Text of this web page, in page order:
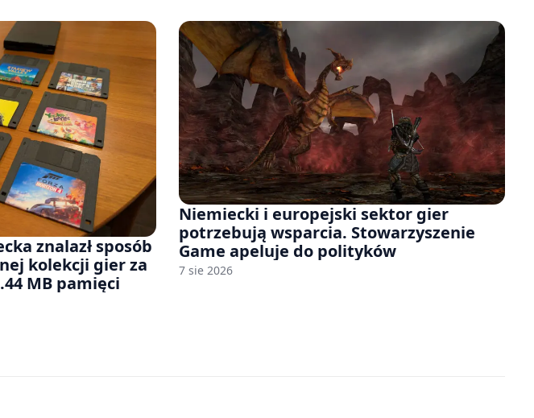
znalazł sposób
kolekcji gier za
MB pamięci
Niemiecki i europejski sektor gier
potrzebują wsparcia. Stowarzyszenie
Game apeluje do polityków
7 sie 2026